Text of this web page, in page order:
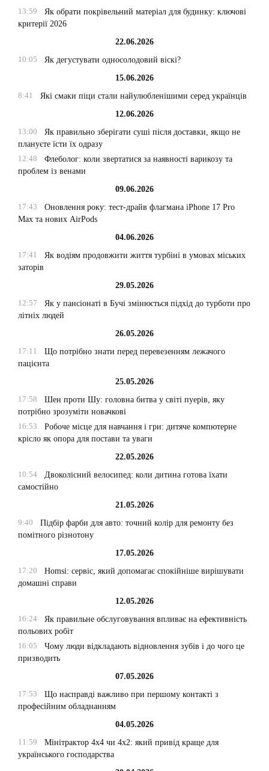
13:59
Як обрати покрівельний матеріал для будинку: ключові
критерії 2026
22.06.2026
10:05
Як дегустувати односолодовий віскі?
15.06.2026
8:41
Які смаки піци стали найулюбленішими серед українців
12.06.2026
13:00
Як правильно зберігати суші після доставки, якщо не
плануєте їсти їх одразу
12:48
Флеболог: коли звертатися за наявності варикозу та
проблем із венами
09.06.2026
17:43
Оновлення року: тест-драйв флагмана iPhone 17 Pro
Max та нових AirPods
04.06.2026
17:41
Як водіям продовжити життя турбіні в умовах міських
заторів
29.05.2026
12:57
Як у пансіонаті в Бучі змінюється підхід до турботи про
літніх людей
26.05.2026
17:11
Що потрібно знати перед перевезенням лежачого
пацієнта
25.05.2026
17:58
Шен проти Шу: головна битва у світі пуерів, яку
потрібно зрозуміти новачкові
16:53
Робоче місце для навчання і гри: дитяче компютерне
крісло як опора для постави та уваги
22.05.2026
10:54
Двоколісний велосипед: коли дитина готова їхати
самостійно
21.05.2026
9:40
Підбір фарби для авто: точний колір для ремонту без
помітного різнотону
17.05.2026
17:20
Homsi: сервіс, який допомагає спокійніше вирішувати
домашні справи
12.05.2026
16:24
Як правильне обслуговування впливає на ефективність
польових робіт
16:05
Чому люди відкладають відновлення зубів і до чого це
призводить
07.05.2026
17:53
Що насправді важливо при першому контакті з
професійним обладнанням
04.05.2026
11:59
Мінітрактор 4х4 чи 4х2: який привід краще для
українського господарства